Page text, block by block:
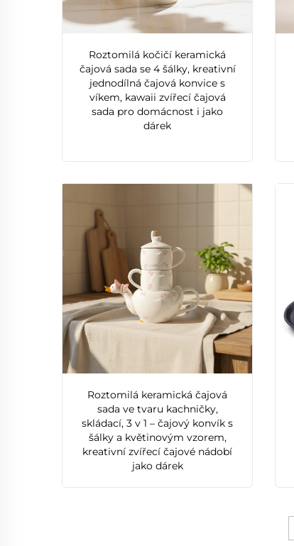
Roztomilá kočičí keramická
čajová sada se 4 šálky, kreativní
jednodílná čajová konvice s
víkem, kawaii zvířecí čajová
sada pro domácnost i jako
dárek
Roztomilá keramická čajová
sada ve tvaru kachničky,
skládací, 3 v 1 – čajový konvík s
šálky a květinovým vzorem,
kreativní zvířecí čajové nádobí
jako dárek